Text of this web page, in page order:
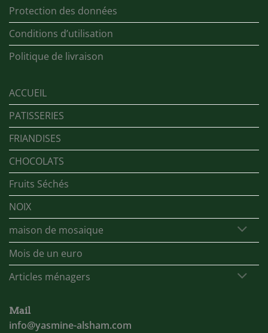
Protection des données
Conditions d’utilisation
Politique de livraison
ACCUEIL
PATISSERIES
FRIANDISES
CHOCOLATS
Fruits Séchés
NOIX
maison de mosaique
Mois de un euro
Articles ménagers
Mail
info@yasmine-alsham.com